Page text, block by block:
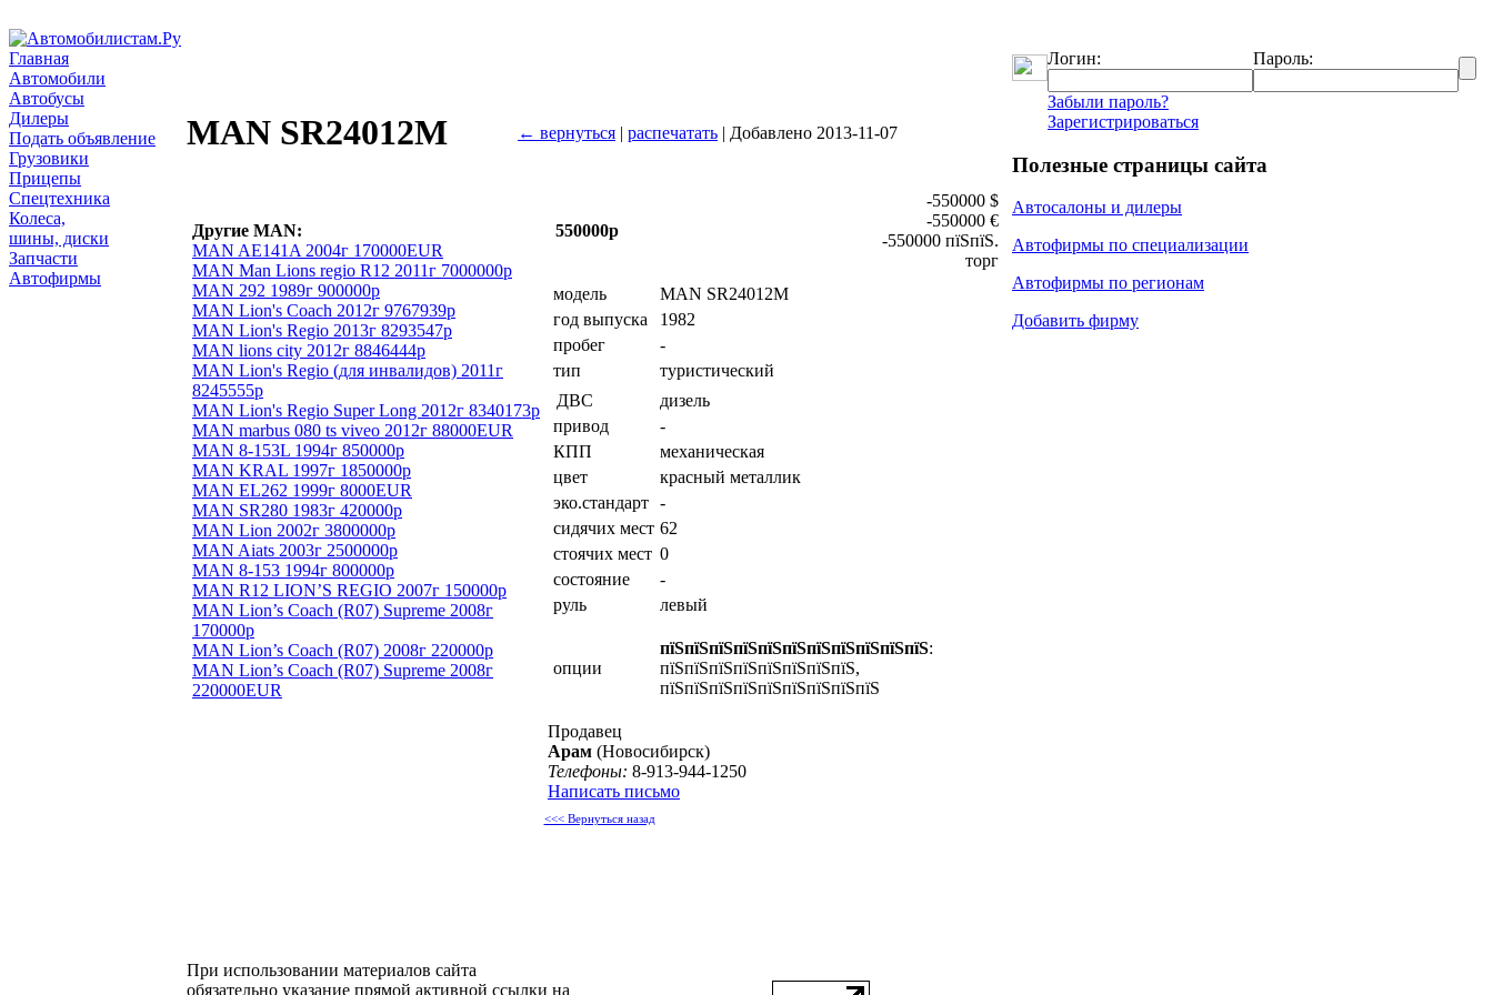
Главная
Автомобили
Автобусы
Дилеры
Подать объявление
Грузовики
Прицепы
Спецтехника
Колеса,
шины, диски
Запчасти
Автофирмы
MAN SR24012M ← вернуться | распечатать | Добавлено 2013-11-07
Другие MAN:
MAN AE141A 2004г 170000EUR
MAN Man Lions regio R12 2011г 7000000р
MAN 292 1989г 900000р
MAN Lion's Coach 2012г 9767939р
MAN Lion's Regio 2013г 8293547р
MAN lions city 2012г 8846444р
MAN Lion's Regio (для инвалидов) 2011г
8245555р
MAN Lion's Regio Super Long 2012г 8340173р
MAN marbus 080 ts viveo 2012г 88000EUR
MAN 8-153L 1994г 850000р
MAN KRAL 1997г 1850000р
MAN EL262 1999г 8000EUR
MAN SR280 1983г 420000р
MAN Lion 2002г 3800000р
MAN Aiats 2003г 2500000р
MAN 8-153 1994г 800000р
MAN R12 LION’S REGIO 2007г 150000р
MAN Lion’s Coach (R07) Supreme 2008г
170000р
MAN Lion’s Coach (R07) 2008г 220000р
MAN Lion’s Coach (R07) Supreme 2008г
220000EUR
550000р
-550000 $
-550000 €
-550000 пїЅпїЅ.
торг
модель
MAN SR24012M
год выпуска
1982
пробег
-
тип
туристический
ДВС
дизель
привод
-
КПП
механическая
цвет
красный металлик
эко.стандарт -
сидячих мест 62
стоячих мест 0
состояние
-
руль
левый
опции
пїЅпїЅпїЅпїЅпїЅпїЅпїЅпїЅпїЅпїЅпїЅ:
пїЅпїЅпїЅпїЅпїЅпїЅпїЅпїЅ,
пїЅпїЅпїЅпїЅпїЅпїЅпїЅпїЅпїЅ
Продавец
Арам (Новосибирск)
Телефоны: 8-913-944-1250
Написать письмо
<<< Вернуться назад
При использовании материалов сайта
обязательно указание прямой активной ссылки на
Логин: Пароль:
Забыли пароль?
Зарегистрироваться
Полезные страницы сайта
Автосалоны и дилеры
Автофирмы по специализации
Автофирмы по регионам
Добавить фирму